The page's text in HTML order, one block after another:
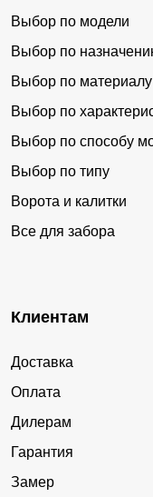
Выбор по модели
Выбор по
Выбор по материалу
Выбор по
Выбор по способу
Выбор по типу
Ворота и калитки
Все для забора
Клиентам
Доставка
Оплата
Дилерам
Гарантия
Замер